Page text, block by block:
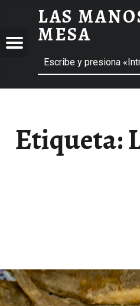
LA GIRALDA ARCHIVOS - LAS MANOS EN LA MESA
LAS
MESA
Menú Buscar
Etiqueta: